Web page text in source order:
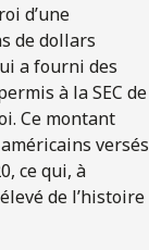
d’une
de dollars
a fourni des
à la SEC de
Ce montant
versés
ce qui, à
de l’histoire